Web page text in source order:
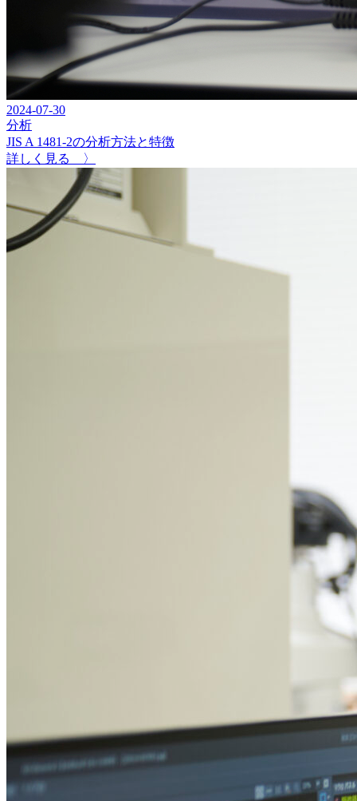
2024-07-30
分析
JIS A 1481-2の分析方法と特徴
詳しく見る 〉